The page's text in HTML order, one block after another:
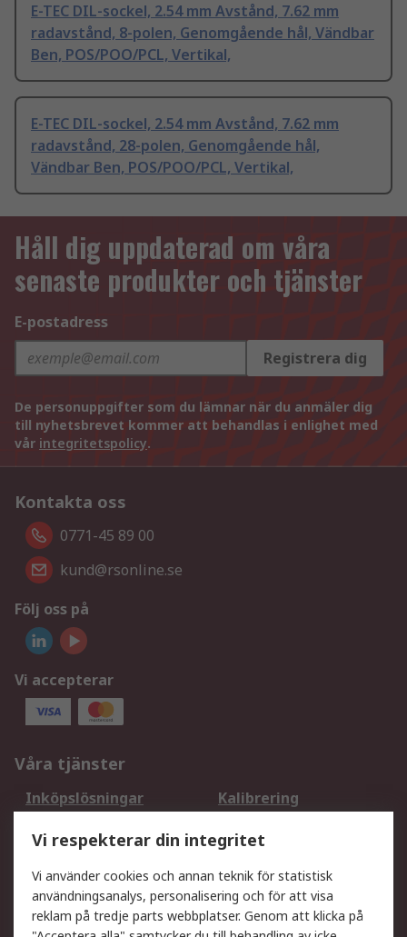
E-TEC DIL-sockel, 2.54 mm Avstånd, 7.62 mm
radavstånd, 8-polen, Genomgående hål, Vändbar
Ben, POS/POO/PCL, Vertikal,
E-TEC DIL-sockel, 2.54 mm Avstånd, 7.62 mm
radavstånd, 28-polen, Genomgående hål,
Vändbar Ben, POS/POO/PCL, Vertikal,
Håll dig uppdaterad om våra
senaste produkter och tjänster
E-postadress
Registrera dig
De personuppgifter som du lämnar när du anmäler dig
till nyhetsbrevet kommer att behandlas i enlighet med
vår integritetspolicy.
Kontakta oss
0771-45 89 00
kund@rsonline.se
Följ oss på
Vi accepterar
Våra tjänster
Inköpslösningar
Kalibrering
DesignSpark
Teknisk Support
Ditt lokala säljteam
Exportlösningar
Support
Vi respekterar din integritet
Vi använder cookies och annan teknik för statistisk
användningsanalys, personalisering och för att visa
reklam på tredje parts webbplatser. Genom att klicka på